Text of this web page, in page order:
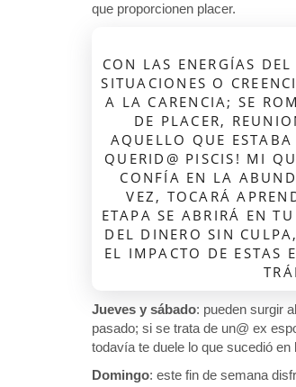
que proporcionen placer.
CON LAS ENERGÍAS
SITUACIONES O
A LA CARENCIA; SE
DE PLACER,
AQUELLO QUE
QUERID@ PISCIS! MI
CONFÍA EN LA
VEZ, TOCARÁ
ETAPA SE ABRIRÁ EN
DEL DINERO SIN
EL IMPACTO DE ESTAS
Jueves y sábado: pueden surgir
pasado; si se trata de un@ ex
todavía te duele lo que sucedió en
Domingo: este fin de semana